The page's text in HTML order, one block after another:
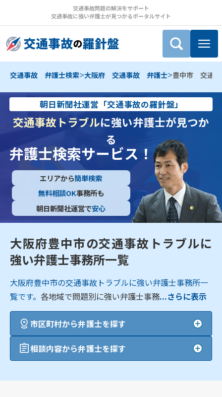
交通事故問題の解決をサポート
交通事故に強い弁護士が見つかるポータルサイト
交通事故 弁護士検索>大阪府 交通事故 弁護士>豊中市 交通
朝日新聞社運営「交通事故の羅針盤」
交通事故トラブルに強い弁護士が見つか
る
弁護士検索サービス！
エリアから簡単検索
無料相談OK事務所も
朝日新聞社運営で安心
大阪府豊中市の交通事故トラブルに
強い弁護士事務所一覧
大阪府豊中市の交通事故トラブルに強い弁護士事務所一
覧です。各地域で問題別に強い弁護士事務...さらに表示
市区町村から弁護士を探す
相談内容から弁護士を探す